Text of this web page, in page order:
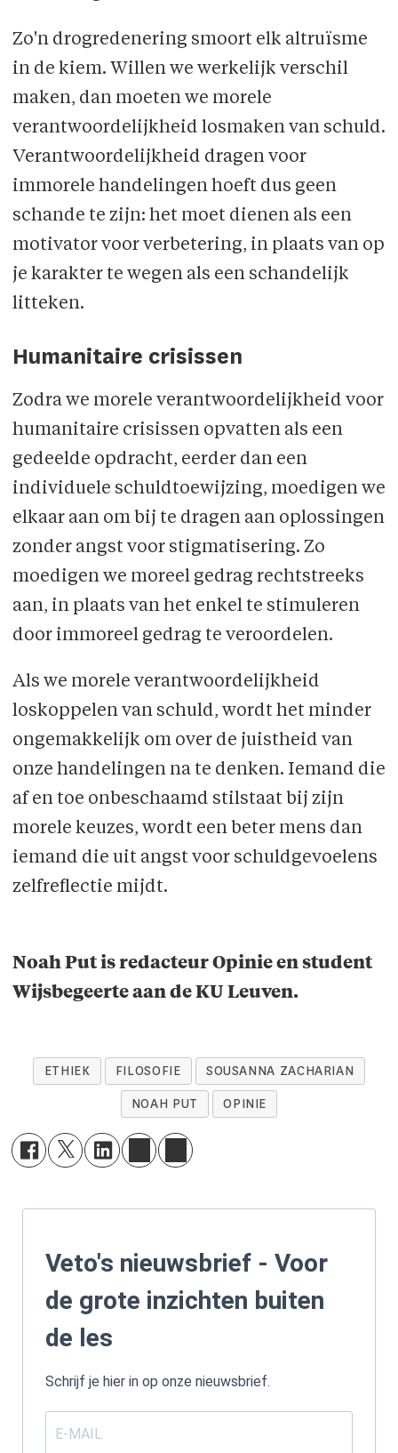
Zo'n drogredenering smoort elk altruïsme
in de kiem. Willen we werkelijk verschil
maken, dan moeten we morele
verantwoordelijkheid losmaken van schuld.
Verantwoordelijkheid dragen voor
immorele handelingen hoeft dus geen
schande te zijn: het moet dienen als een
motivator voor verbetering, in plaats van op
je karakter te wegen als een schandelijk
litteken.
Humanitaire crisissen
Zodra we morele verantwoordelijkheid voor
humanitaire crisissen opvatten als een
gedeelde opdracht, eerder dan een
individuele schuldtoewijzing, moedigen we
elkaar aan om bij te dragen aan oplossingen
zonder angst voor stigmatisering. Zo
moedigen we moreel gedrag rechtstreeks
aan, in plaats van het enkel te stimuleren
door immoreel gedrag te veroordelen.
Als we morele verantwoordelijkheid
loskoppelen van schuld, wordt het minder
ongemakkelijk om over de juistheid van
onze handelingen na te denken. Iemand die
af en toe onbeschaamd stilstaat bij zijn
morele keuzes, wordt een beter mens dan
iemand die uit angst voor schuldgevoelens
zelfreflectie mijdt.
Noah Put is redacteur Opinie en student
Wijsbegeerte aan de KU Leuven.
ETHIEK FILOSOFIE SOUSANNA ZACHARIAN
NOAH PUT OPINIE
Veto's nieuwsbrief - Voor
de grote inzichten buiten
de les
Schrijf je hier in op onze nieuwsbrief.